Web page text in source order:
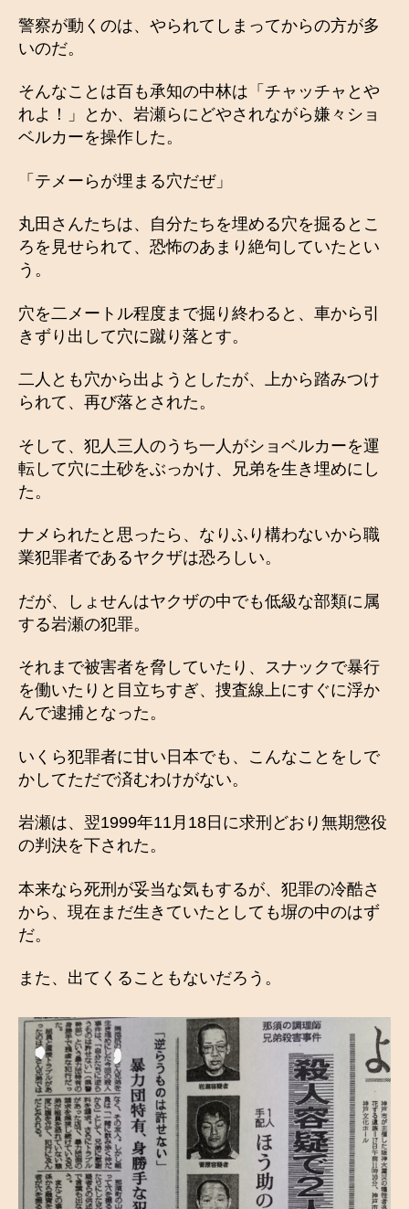
警察が動くのは、やられてしまってからの方が多
いのだ。
そんなことは百も承知の中林は「チャッチャとや
れよ！」とか、岩瀬らにどやされながら嫌々ショ
ベルカーを操作した。
「テメーらが埋まる穴だぜ」
丸田さんたちは、自分たちを埋める穴を掘るとこ
ろを見せられて、恐怖のあまり絶句していたとい
う。
穴を二メートル程度まで掘り終わると、車から引
きずり出して穴に蹴り落とす。
二人とも穴から出ようとしたが、上から踏みつけ
られて、再び落とされた。
そして、犯人三人のうち一人がショベルカーを運
転して穴に土砂をぶっかけ、兄弟を生き埋めにし
た。
ナメられたと思ったら、なりふり構わないから職
業犯罪者であるヤクザは恐ろしい。
だが、しょせんはヤクザの中でも低級な部類に属
する岩瀬の犯罪。
それまで被害者を脅していたり、スナックで暴行
を働いたりと目立ちすぎ、捜査線上にすぐに浮か
んで逮捕となった。
いくら犯罪者に甘い日本でも、こんなことをしで
かしてただで済むわけがない。
岩瀬は、翌1999年11月18日に求刑どおり無期懲役
の判決を下された。
本来なら死刑が妥当な気もするが、犯罪の冷酷さ
から、現在まだ生きていたとしても塀の中のはず
だ。
また、出てくることもないだろう。